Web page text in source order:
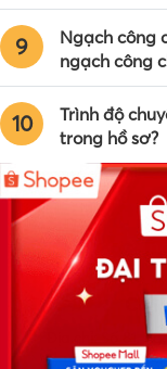
9
Ngạch công
ngạch công
10
Trình độ
trong hồ sơ?
Địa chỉ: Số 81,
Hoa,